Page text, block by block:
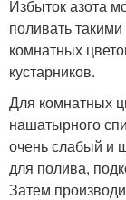
Избыток азота
поливать
комнатных
кустарников.
Для комнатных
нашатырного
очень слабый и
для полива,
Затем